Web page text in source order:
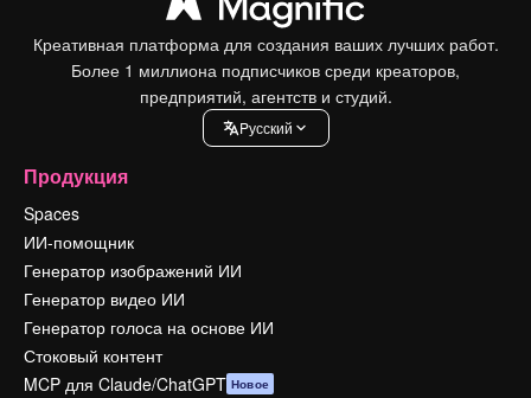
Креативная платформа для создания ваших лучших работ.
Более 1 миллиона подписчиков среди креаторов,
предприятий, агентств и студий.
Pусский
Продукция
Spaces
ИИ-помощник
Генератор изображений ИИ
Генератор видео ИИ
Генератор голоса на основе ИИ
Стоковый контент
MCP для Claude/ChatGPT Новое